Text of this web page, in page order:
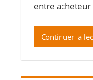
entre
Continuer la